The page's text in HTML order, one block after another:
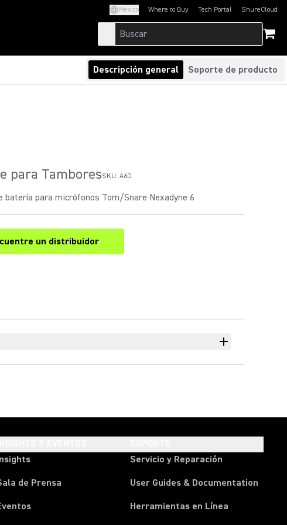
Mexico Where to Buy Tech Portal
(Opens in a new tab)ShureCloud
(Opens in a new
Descripción general Soporte de producto
para TamboresSKU: A6D
batería para micrófonos Tom/Snare Nexadyne 6
un distribuidor
(Opens in a new tab)
de Prensa
Servicio y Reparación
User Guides & Documentation
Herramientas en Línea